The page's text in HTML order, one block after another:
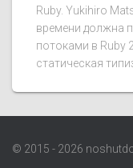
Ruby. Yukihiro
времени должна
потоками в Ruby
статическая
© 2015 - 2026